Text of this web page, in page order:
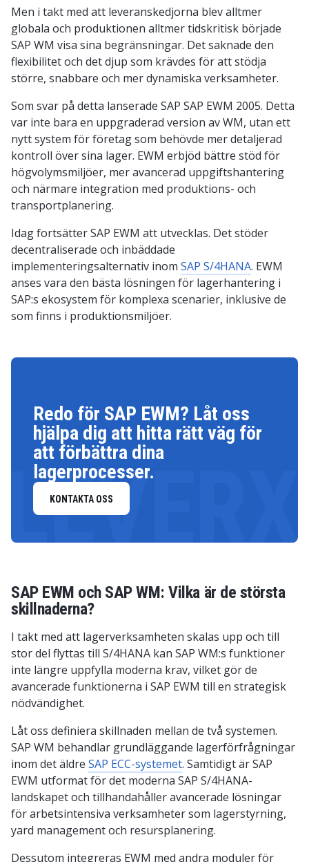
Men i takt med att leveranskedjorna blev alltmer
globala och produktionen alltmer tidskritisk började
SAP WM visa sina begränsningar. Det saknade den
flexibilitet och det djup som krävdes för att stödja
större, snabbare och mer dynamiska verksamheter.
Som svar på detta lanserade SAP SAP EWM 2005. Detta
var inte bara en uppgraderad version av WM, utan ett
nytt system för företag som behövde mer detaljerad
kontroll över sina lager. EWM erbjöd bättre stöd för
högvolymsmiljöer, mer avancerad uppgiftshantering
och närmare integration med produktions- och
transportplanering.
Idag fortsätter SAP EWM att utvecklas. Det stöder
decentraliserade och inbäddade
implementeringsalternativ inom SAP S/4HANA. EWM
anses vara den bästa lösningen för lagerhantering i
SAP:s ekosystem för komplexa scenarier, inklusive de
som finns i produktionsmiljöer.
LEVERX
Redo för SAP EWM? Låt oss
hjälpa dig att hitta rätt väg för
att förbättra dina
lagerprocesser.
KONTAKTA OSS
SAP EWM och SAP WM: Vilka är de största
skillnaderna?
I takt med att lagerverksamheten skalas upp och till
stor del flyttas till S/4HANA kan SAP WM:s funktioner
inte längre uppfylla moderna krav, vilket gör de
avancerade funktionerna i SAP EWM till en strategisk
nödvändighet.
Låt oss definiera skillnaden mellan de två systemen.
SAP WM behandlar grundläggande lagerförfrågningar
inom det äldre SAP ECC-systemet. Samtidigt är SAP
EWM utformat för det moderna SAP S/4HANA-
landskapet och tillhandahåller avancerade lösningar
för arbetsintensiva verksamheter som lagerstyrning,
yard management och resursplanering.
Dessutom integreras EWM med andra moduler för